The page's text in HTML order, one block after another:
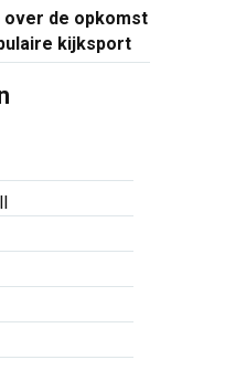
de opkomst
kijksport